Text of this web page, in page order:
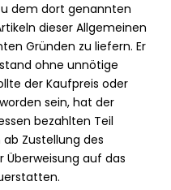
dem dort genannten
dieser Allgemeinen
Gründen zu liefern. Er
ohne unnötige
der Kaufpreis oder
sein, hat der
bezahlten Teil
Zustellung des
auf das